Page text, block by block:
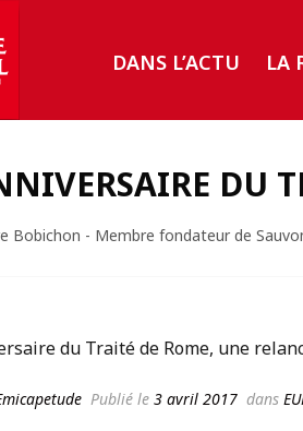
DANS L’ACTU LA
DU
Bobichon - Membre fondateur de
Publié le 3 avril 2017 dans